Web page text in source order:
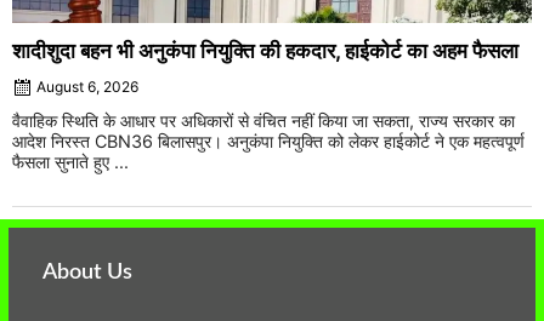
शादीशुदा बहन भी अनुकंपा नियुक्ति की हकदार, हाईकोर्ट का अहम फैसला
August 6, 2026
वैवाहिक स्थिति के आधार पर अधिकारों से वंचित नहीं किया जा सकता, राज्य सरकार का
आदेश निरस्त CBN36 बिलासपुर। अनुकंपा नियुक्ति को लेकर हाईकोर्ट ने एक महत्वपूर्ण
फैसला सुनाते हुए ...
About Us